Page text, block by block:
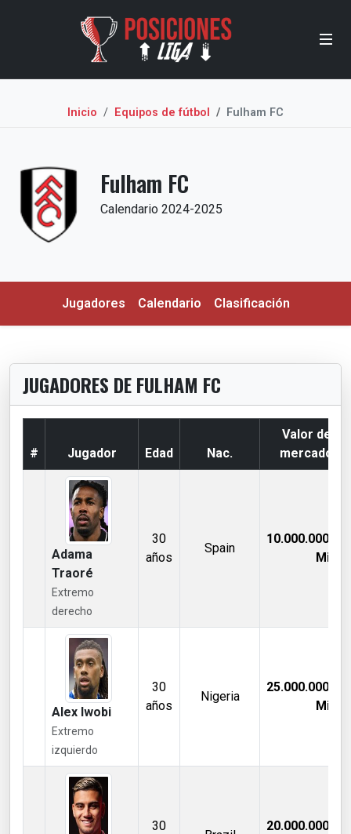
Inicio Equipos de fútbol Fulham FC
Fulham FC
Calendario 2024-2025
Jugadores Calendario Clasificación
JUGADORES DE FULHAM FC
# Jugador Edad Nac.
Valor de
mercado
Adama
Traoré
Extremo
derecho
30
años
Spain
10.000.000,00
Mill €
Alex Iwobi
Extremo
izquierdo
30
años
Nigeria
25.000.000,00
Mill €
30
20.000.000,00